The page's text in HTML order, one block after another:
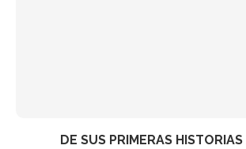
LA PRIMERA ZOMBIE EDITION DE